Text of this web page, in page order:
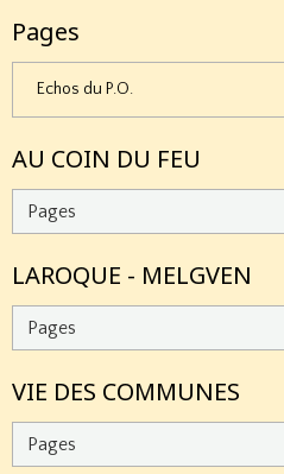
Pages
Echos du P.O.
AU COIN DU FEU
LAROQUE - MELGVEN
VIE DES COMMUNES